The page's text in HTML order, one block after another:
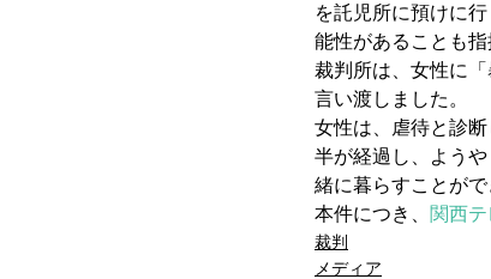
を託児所に預けに
能性があることも指
裁判所は、女性に
言い渡しました。
女性は、虐待と診
半が経過し、よう
緒に暮らすことがで
本件につき、 関西
裁判
メディア